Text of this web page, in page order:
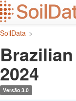
Ir
para
o
conteúdo
SoilData >
2024
Versão 3.0